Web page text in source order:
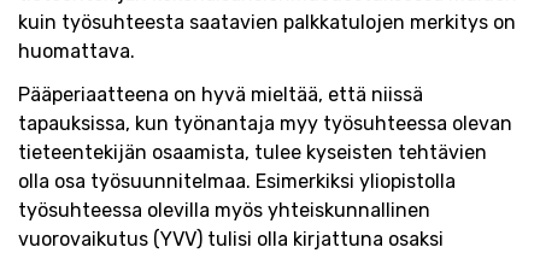
kuin työsuhteesta saatavien palkkatulojen merkitys on
huomattava.
Pääperiaatteena on hyvä mieltää, että niissä
tapauksissa, kun työnantaja myy työsuhteessa olevan
tieteentekijän osaamista, tulee kyseisten tehtävien
olla osa työsuunnitelmaa. Esimerkiksi yliopistolla
työsuhteessa olevilla myös yhteiskunnallinen
vuorovaikutus (YVV) tulisi olla kirjattuna osaksi